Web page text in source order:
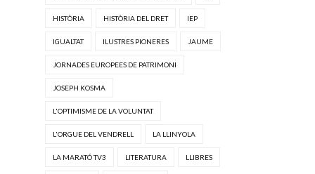
HISTÒRIA HISTÒRIA DEL DRET IEP
IGUALTAT ILUSTRES PIONERES JAUME
JORNADES EUROPEES DE PATRIMONI
JOSEPH KOSMA
L'OPTIMISME DE LA VOLUNTAT
L'ORGUE DEL VENDRELL LA LLINYOLA
LA MARATÓ TV3 LITERATURA LLIBRES